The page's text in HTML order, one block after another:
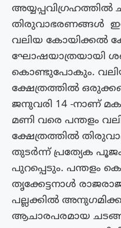
അയ്യപ്പവിഗ്രഹത്തിൽ
തിരുവാഭരണങ്ങൾ
വലിയ കോയിക്കൽ
ഘോഷയാത്രയായി
കൊണ്ടുപോകും.
ക്ഷേത്രത്തിൽ
ജനുവരി 14 -നാണ്
മണി വരെ പന്തളം
ക്ഷേത്രത്തിൽ
തുടർന്ന് പ്രത്യേക
പുറപ്പെടും. പന്തളം
തൃക്കേട്ടനാൾ
പല്ലക്കിൽ
ആചാരപരമായ